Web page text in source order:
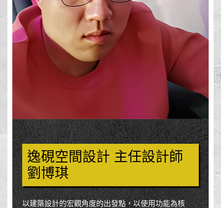
逸硯空間設計 主任設計師
劉博琪
以建築設計的宏觀角度的出發點，以使用功能為核